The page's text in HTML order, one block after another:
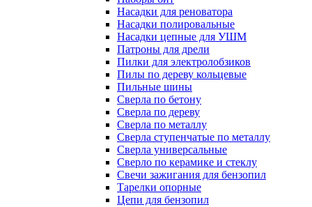
Насадки для реноватора
Насадки полировальные
Насадки цепные для УШМ
Патроны для дрели
Пилки для электролобзиков
Пилы по дереву кольцевые
Пильные шины
Сверла по бетону
Сверла по дереву
Сверла по металлу
Сверла ступенчатые по металлу
Сверла универсальные
Сверло по керамике и стеклу
Свечи зажигания для бензопил
Тарелки опорные
Цепи для бензопил